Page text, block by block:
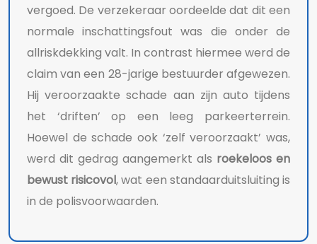
vergoed. De verzekeraar oordeelde dat dit een
normale inschattingsfout was die onder de
allriskdekking valt. In contrast hiermee werd de
claim van een 28-jarige bestuurder afgewezen.
Hij veroorzaakte schade aan zijn auto tijdens
het ‘driften’ op een leeg parkeerterrein.
Hoewel de schade ook ‘zelf veroorzaakt’ was,
werd dit gedrag aangemerkt als roekeloos en
bewust risicovol, wat een standaarduitsluiting is
in de polisvoorwaarden.